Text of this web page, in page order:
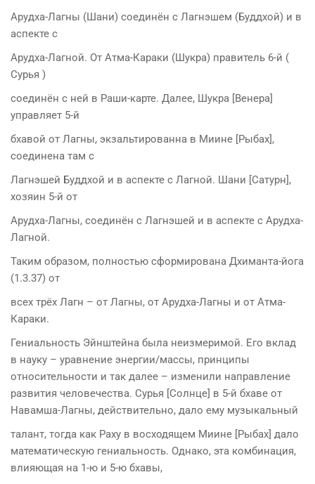
Арудха-Лагны (Шани) соединён с Лагнэшем (Буддхой) и в
аспекте с
Арудха-Лагной. От Атма-Караки (Шукра) правитель 6-й (
Сурья )
соединён с ней в Раши-карте. Далее, Шукра [Венера]
управляет 5-й
бхавой от Лагны, экзальтированна в Миине [Рыбах],
соединена там с
Лагнэшей Буддхой и в аспекте с Лагной. Шани [Сатурн],
хозяин 5-й от
Арудха-Лагны, соединён с Лагнэшей и в аспекте с Арудха-
Лагной.
Таким образом, полностью сформирована Дхиманта-йога
(1.3.37) от
всех трёх Лагн – от Лагны, от Арудха-Лагны и от Атма-
Караки.
Гениальность Эйнштейна была неизмеримой. Его вклад
в науку – уравнение энергии/массы, принципы
относительности и так далее – изменили направление
развития человечества. Сурья [Солнце] в 5-й бхаве от
Навамша-Лагны, действительно, дало ему музыкальный
талант, тогда как Раху в восходящем Миине [Рыбах] дало
математическую гениальность. Однако, эта комбинация,
влияющая на 1-ю и 5-ю бхавы,